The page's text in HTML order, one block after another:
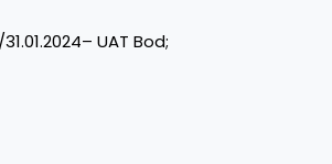
UAT Bod;